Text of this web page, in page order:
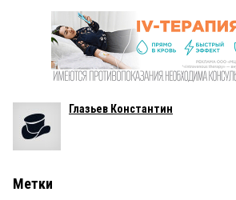
Глазьев Константин
Метки